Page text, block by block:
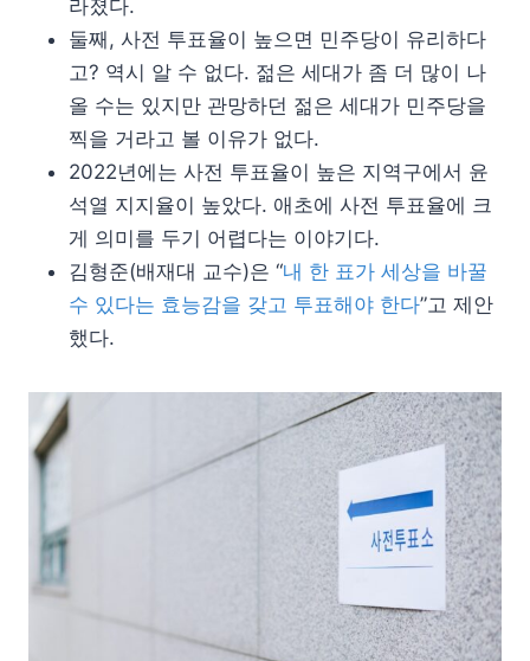
라졌다.
둘째, 사전 투표율이 높으면 민주당이 유리하다
고? 역시 알 수 없다. 젊은 세대가 좀 더 많이 나
올 수는 있지만 관망하던 젊은 세대가 민주당을
찍을 거라고 볼 이유가 없다.
2022년에는 사전 투표율이 높은 지역구에서 윤
석열 지지율이 높았다. 애초에 사전 투표율에 크
게 의미를 두기 어렵다는 이야기다.
김형준(배재대 교수)은 “내 한 표가 세상을 바꿀
수 있다는 효능감을 갖고 투표해야 한다”고 제안
했다.